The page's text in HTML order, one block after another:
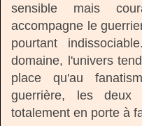
sensible mais
accompagne le
pourtant
domaine, l'univers
place qu'au
guerrière, les deux
totalement en porte à